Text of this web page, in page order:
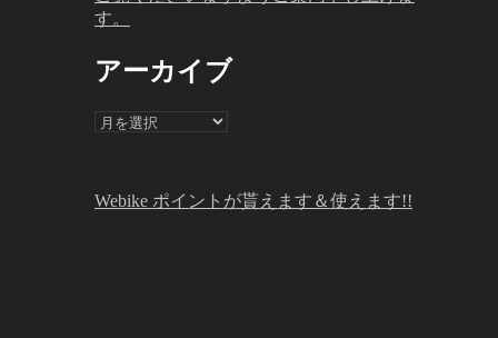
す。
アーカイブ
ア
イ
ブ
Webike ポイントが貰えます＆使えます!!